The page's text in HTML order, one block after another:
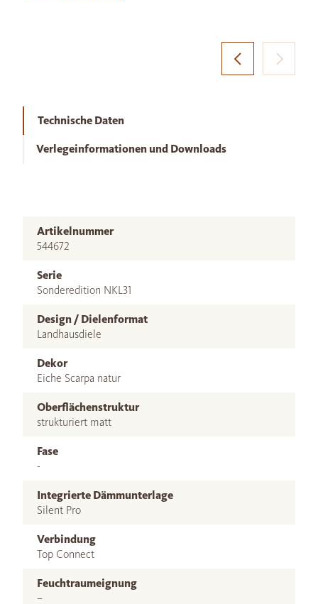
Technische Daten
Verlegeinformationen und Downloads
Artikelnummer
544672
Serie
Sonderedition NKL31
Design / Dielenformat
Landhausdiele
Dekor
Eiche Scarpa natur
Oberflächenstruktur
strukturiert matt
Fase
-
Integrierte Dämmunterlage
Silent Pro
Verbindung
Top Connect
Feuchtraumeignung
–